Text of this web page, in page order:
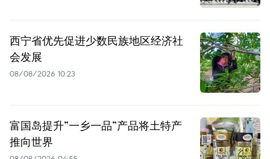
西宁省优先促进少数民族地区经济社
会发展
08/08/2026 10:23
富国岛提升”一乡一品”产品将土特产
推向世界